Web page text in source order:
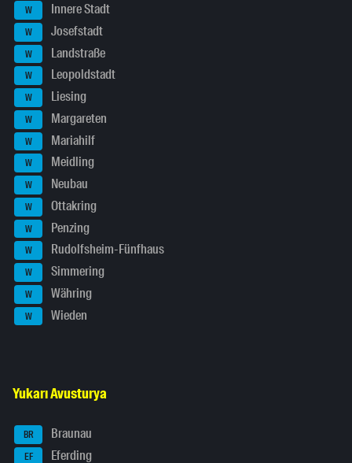
W Innere Stadt
W Josefstadt
W Landstraße
W Leopoldstadt
W Liesing
W Margareten
W Mariahilf
W Meidling
W Neubau
W Ottakring
W Penzing
W Rudolfsheim-Fünfhaus
W Simmering
W Währing
W Wieden
Yukarı Avusturya
BR Braunau
EF Eferding